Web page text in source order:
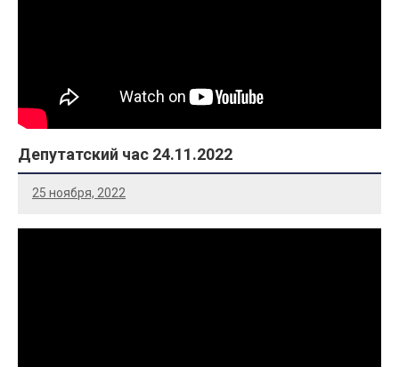
Депутатский час 24.11.2022
25 ноября, 2022